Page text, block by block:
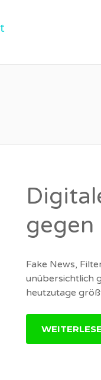
Fake News,
unübersichtlich
heutzutage